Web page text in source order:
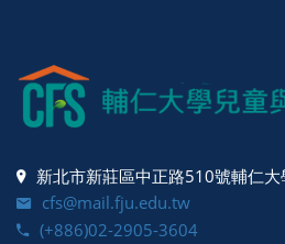
新北市新莊區中正路510號輔仁
cfs@mail.fju.edu.tw
(+886)02-2905-3604